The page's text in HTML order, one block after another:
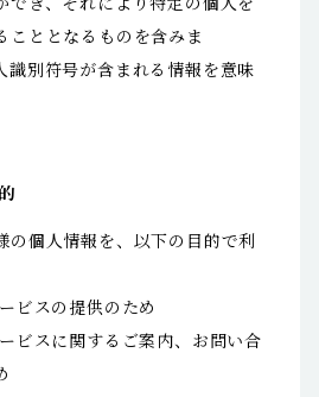
こととなるものを含みま
識別符号が含まれる情報を意味
の個人情報を、以下の目的で利
ビスの提供のため
ビスに関するご案内、お問い合